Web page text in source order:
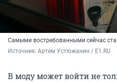
Самыми востребованными сейчас
Источник: Артем Устюжанин / E1.RU
В моду может войти не